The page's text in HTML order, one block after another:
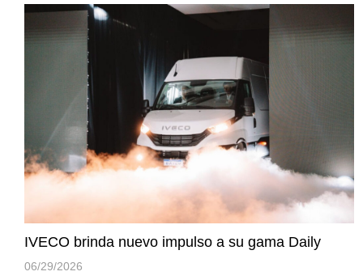
IVECO brinda nuevo impulso a su gama Daily
06/29/2026